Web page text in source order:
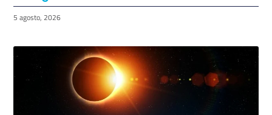
Regresan los Conciertos a los Chiringuitos